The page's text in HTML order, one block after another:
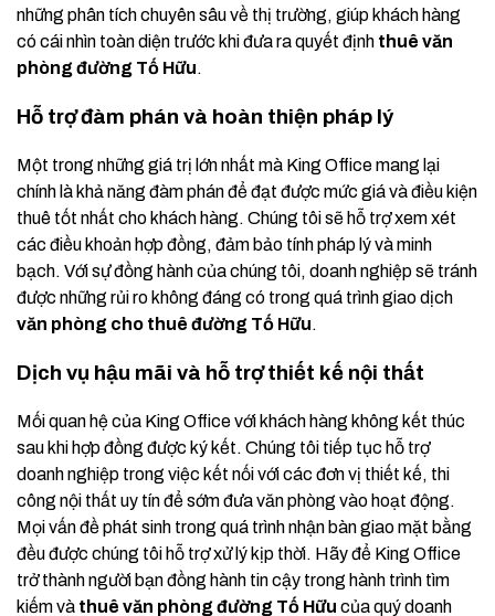
những phân tích chuyên sâu về thị trường, giúp khách hàng
có cái nhìn toàn diện trước khi đưa ra quyết định thuê văn
phòng đường Tố Hữu.
Hỗ trợ đàm phán và hoàn thiện pháp lý
Một trong những giá trị lớn nhất mà King Office mang lại
chính là khả năng đàm phán để đạt được mức giá và điều kiện
thuê tốt nhất cho khách hàng. Chúng tôi sẽ hỗ trợ xem xét
các điều khoản hợp đồng, đảm bảo tính pháp lý và minh
bạch. Với sự đồng hành của chúng tôi, doanh nghiệp sẽ tránh
được những rủi ro không đáng có trong quá trình giao dịch
văn phòng cho thuê đường Tố Hữu.
Dịch vụ hậu mãi và hỗ trợ thiết kế nội thất
Mối quan hệ của King Office với khách hàng không kết thúc
sau khi hợp đồng được ký kết. Chúng tôi tiếp tục hỗ trợ
doanh nghiệp trong việc kết nối với các đơn vị thiết kế, thi
công nội thất uy tín để sớm đưa văn phòng vào hoạt động.
Mọi vấn đề phát sinh trong quá trình nhận bàn giao mặt bằng
đều được chúng tôi hỗ trợ xử lý kịp thời. Hãy để King Office
trở thành người bạn đồng hành tin cậy trong hành trình tìm
kiếm và thuê văn phòng đường Tố Hữu của quý doanh